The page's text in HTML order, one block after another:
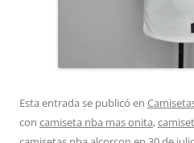
Esta entrada se publicó en
con camiseta nba mas onita,